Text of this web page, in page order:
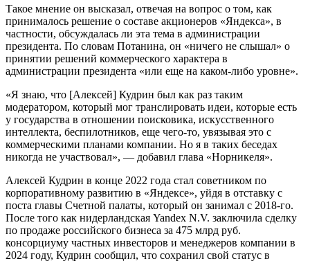
Такое мнение он высказал, отвечая на вопрос о том, как
принималось решение о составе акционеров «Яндекса», в
частности, обсуждалась ли эта тема в администрации
президента. По словам Потанина, он «ничего не слышал» о
принятии решений коммерческого характера в
администрации президента «или еще на каком-либо уровне».
«Я знаю, что [Алексей] Кудрин был как раз таким
модератором, который мог транслировать идеи, которые есть
у государства в отношении поисковика, искусственного
интеллекта, беспилотников, еще чего-то, увязывая это с
коммерческими планами компании. Но я в таких беседах
никогда не участвовал», — добавил глава «Норникеля».
Алексей Кудрин в конце 2022 года стал советником по
корпоративному развитию в «Яндексе», уйдя в отставку с
поста главы Счетной палаты, который он занимал с 2018-го.
После того как нидерландская Yandex N.V. заключила сделку
по продаже российского бизнеса за 475 млрд руб.
консорциуму частных инвесторов и менеджеров компании в
2024 году, Кудрин сообщил, что сохранил свой статус в